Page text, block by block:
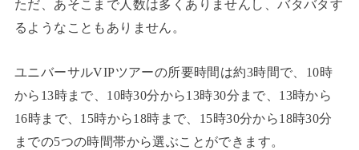
ただ、あそこまで人数は多くありませんし、バタバタす
るようなこともありません。
ユニバーサルVIPツアーの所要時間は約3時間で、10時
から13時まで、10時30分から13時30分まで、13時から
16時まで、15時から18時まで、15時30分から18時30分
までの5つの時間帯から選ぶことができます。